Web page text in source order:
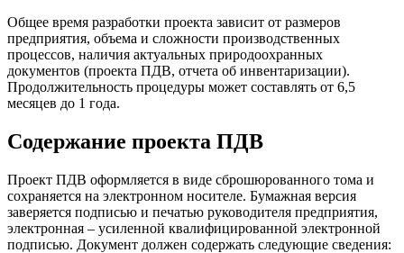
Общее время разработки проекта зависит от размеров
предприятия, объема и сложности производственных
процессов, наличия актуальных природоохранных
документов (проекта ПДВ, отчета об инвентаризации).
Продолжительность процедуры может составлять от 6,5
месяцев до 1 года.
Содержание проекта ПДВ
Проект ПДВ оформляется в виде сброшюрованного тома и
сохраняется на электронном носителе. Бумажная версия
заверяется подписью и печатью руководителя предприятия,
электронная – усиленной квалифицированной электронной
подписью. Документ должен содержать следующие сведения: